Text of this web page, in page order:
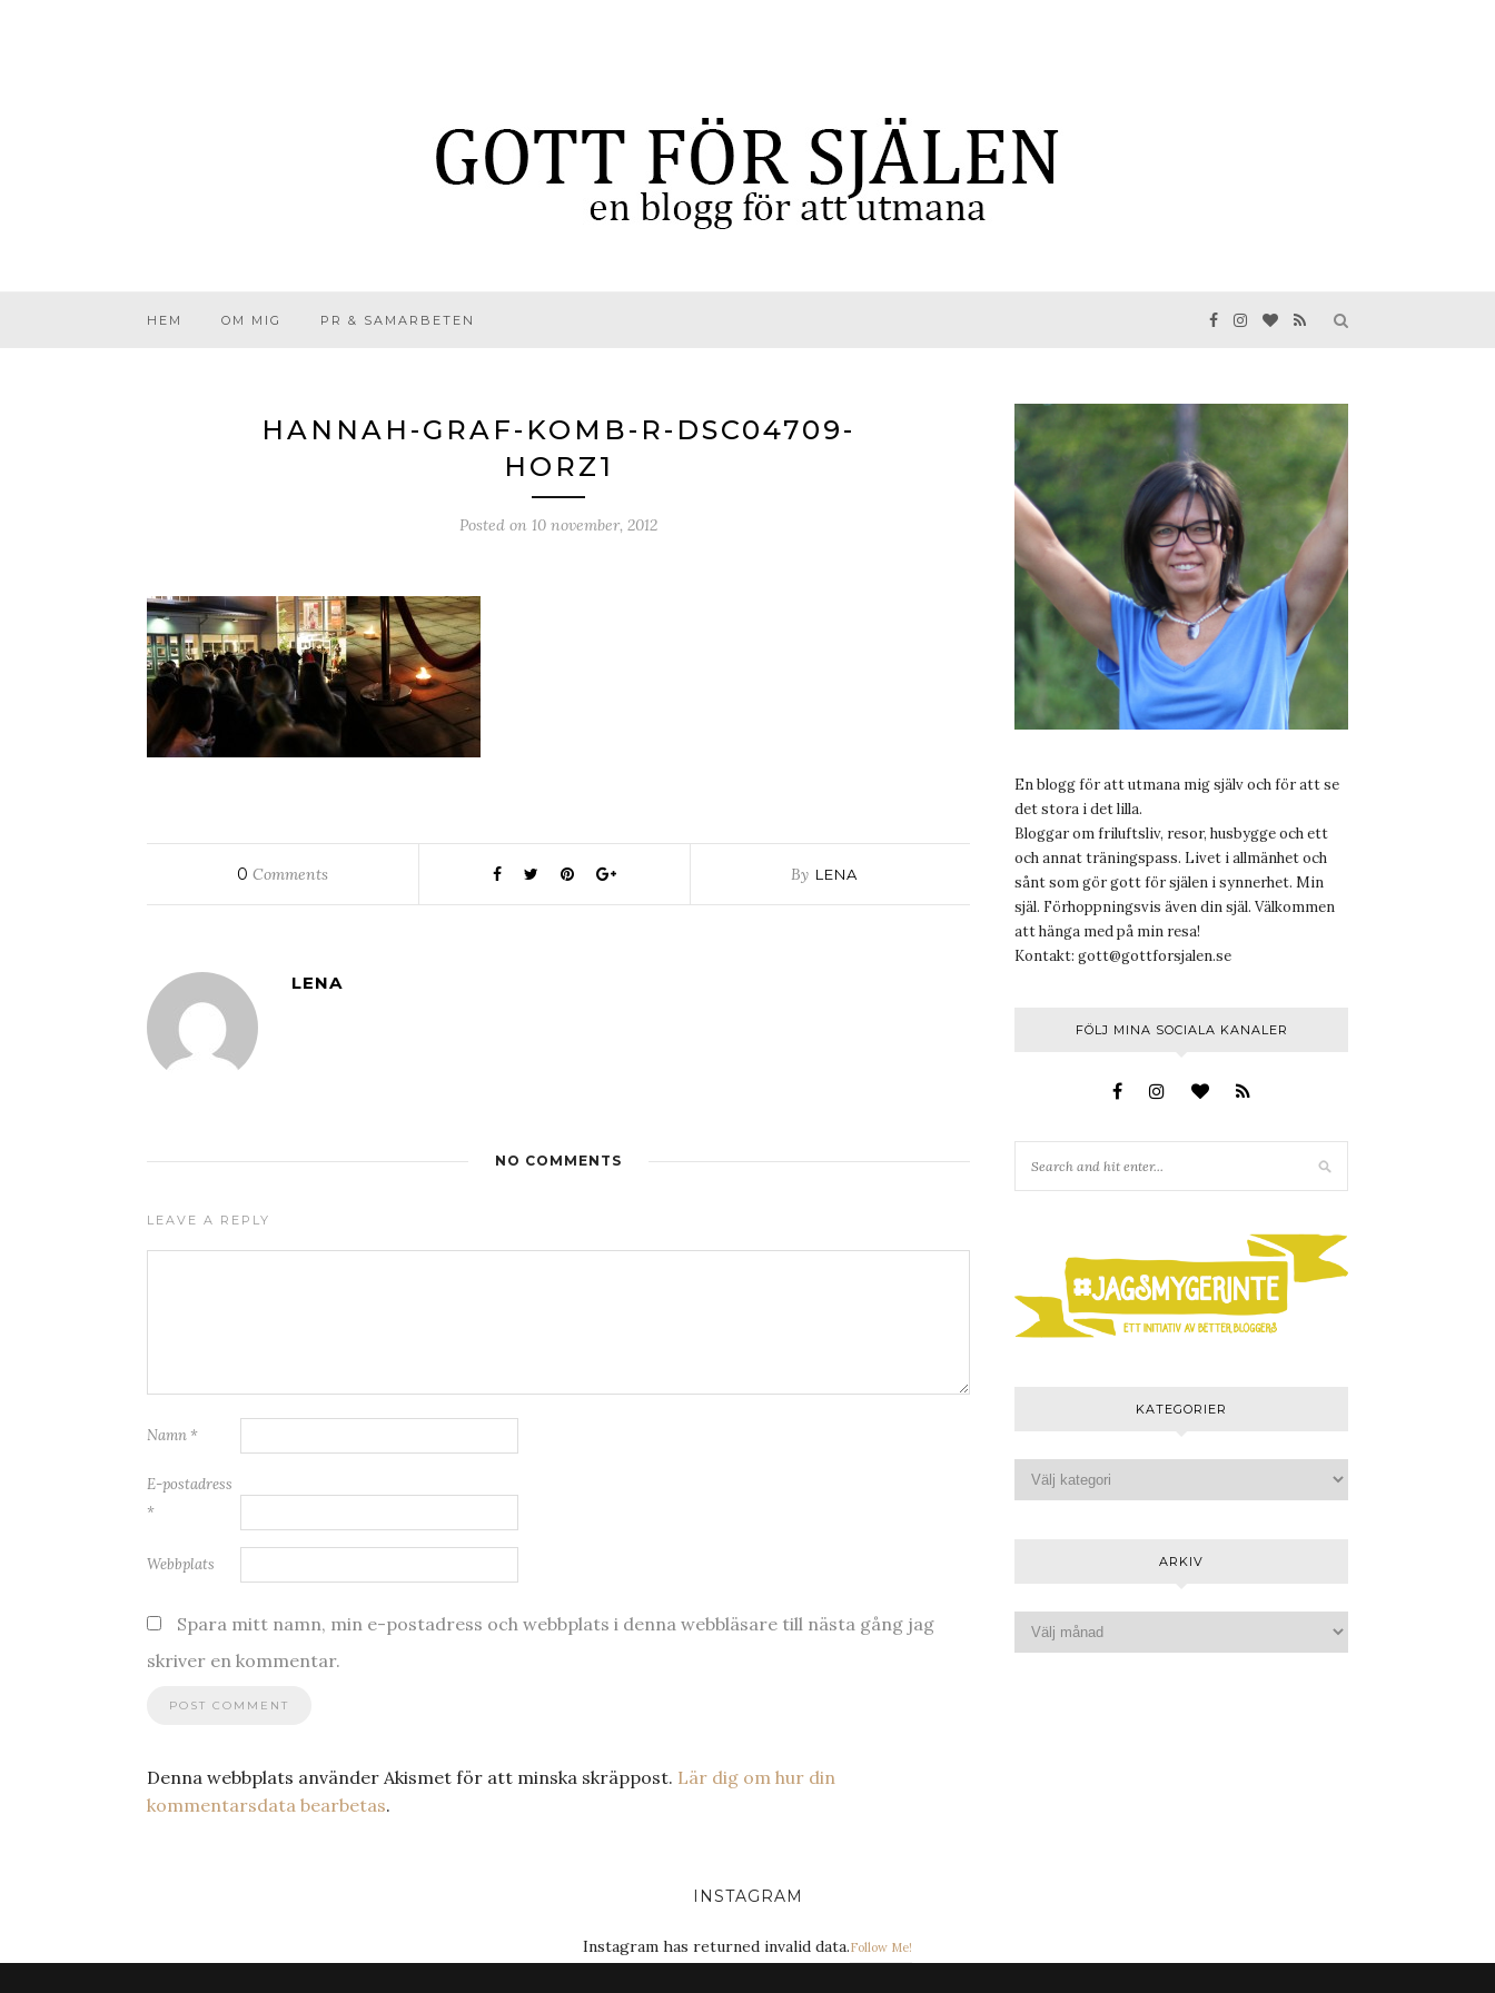
HEM OM MIG PR & SAMARBETEN
HANNAH-GRAF-KOMB-R-DSC04709-
HORZ1
Posted on 10 november, 2012
0 Comments By LENA
LENA
NO COMMENTS
LEAVE A REPLY
Namn *
E-postadress
*
Webbplats
Spara mitt namn, min e-postadress och webbplats i denna webbläsare till nästa gång jag
skriver en kommentar.
Denna webbplats använder Akismet för att minska skräppost. Lär dig om hur din
kommentarsdata bearbetas.
En blogg för att utmana mig själv och för att se
det stora i det lilla.
Bloggar om friluftsliv, resor, husbygge och ett
och annat träningspass. Livet i allmänhet och
sånt som gör gott för själen i synnerhet. Min
själ. Förhoppningsvis även din själ. Välkommen
att hänga med på min resa!
Kontakt: gott@gottforsjalen.se
FÖLJ MINA SOCIALA KANALER
KATEGORIER
ARKIV
INSTAGRAM
Instagram has returned invalid data.Follow Me!